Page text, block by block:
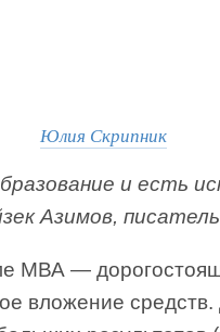
Юлия Скрипник
и есть
Азимов,
МВА —
вложение